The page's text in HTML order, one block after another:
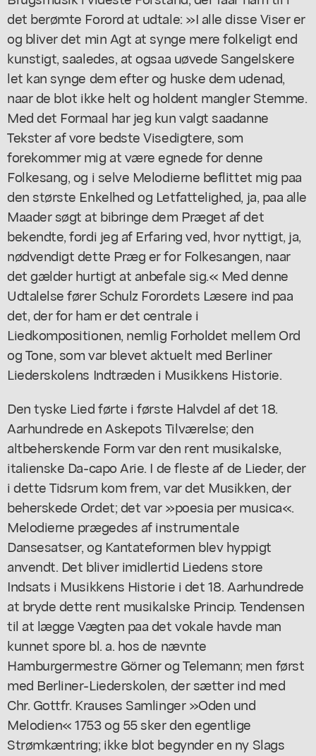
det berømte Forord at udtale: »I alle disse Viser er
og bliver det min Agt at synge mere folkeligt end
kunstigt, saaledes, at ogsaa uøvede Sangelskere
let kan synge dem efter og huske dem udenad,
naar de blot ikke helt og holdent mangler Stemme.
Med det Formaal har jeg kun valgt saadanne
Tekster af vore bedste Visedigtere, som
forekommer mig at være egnede for denne
Folkesang, og i selve Melodierne beflittet mig paa
den største Enkelhed og Letfattelighed, ja, paa alle
Maader søgt at bibringe dem Præget af det
bekendte, fordi jeg af Erfaring ved, hvor nyttigt, ja,
nødvendigt dette Præg er for Folkesangen, naar
det gælder hurtigt at anbefale sig.« Med denne
Udtalelse fører Schulz Forordets Læsere ind paa
det, der for ham er det centrale i
Liedkompositionen, nemlig Forholdet mellem Ord
og Tone, som var blevet aktuelt med Berliner
Liederskolens Indtræden i Musikkens Historie.
Den tyske Lied førte i første Halvdel af det 18.
Aarhundrede en Askepots Tilværelse; den
altbeherskende Form var den rent musikalske,
italienske Da-capo Arie. I de fleste af de Lieder, der
i dette Tidsrum kom frem, var det Musikken, der
beherskede Ordet; det var »poesia per musica«.
Melodierne prægedes af instrumentale
Dansesatser, og Kantateformen blev hyppigt
anvendt. Det bliver imidlertid Liedens store
Indsats i Musikkens Historie i det 18. Aarhundrede
at bryde dette rent musikalske Princip. Tendensen
til at lægge Vægten paa det vokale havde man
kunnet spore bl. a. hos de nævnte
Hamburgermestre Görner og Telemann; men først
med Berliner-Liederskolen, der sætter ind med
Chr. Gottfr. Krauses Samlinger »Oden und
Melodien« 1753 og 55 sker den egentlige
Strømkæntring; ikke blot begynder en ny Slags